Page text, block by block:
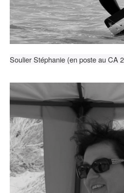
Soulier Stéphanie (en poste au CA